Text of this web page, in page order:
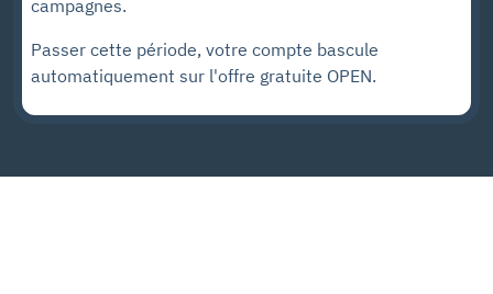
campagnes.
Passer cette période, votre compte bascule
automatiquement sur l'offre gratuite OPEN.